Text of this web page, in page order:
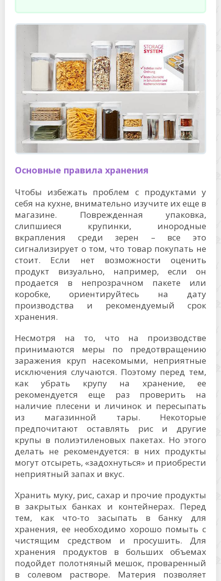
Основные правила хранения
Чтобы избежать проблем с продуктами у
себя на кухне, внимательно изучите их еще в
магазине. Поврежденная упаковка,
слипшиеся крупинки, инородные
вкрапления среди зерен – все это
сигнализирует о том, что товар покупать не
стоит. Если нет возможности оценить
продукт визуально, например, если он
продается в непрозрачном пакете или
коробке, ориентируйтесь на дату
производства и рекомендуемый срок
хранения.
Несмотря на то, что на производстве
принимаются меры по предотвращению
заражения круп насекомыми, неприятные
исключения случаются. Поэтому перед тем,
как убрать крупу на хранение, ее
рекомендуется еще раз проверить на
наличие плесени и личинок и пересыпать
из магазинной тары. Некоторые
предпочитают оставлять рис и другие
крупы в полиэтиленовых пакетах. Но этого
делать не рекомендуется: в них продукты
могут отсыреть, «задохнуться» и приобрести
неприятный запах и вкус.
Хранить муку, рис, сахар и прочие продукты
в закрытых банках и контейнерах. Перед
тем, как что-то засыпать в банку для
хранения, ее необходимо хорошо помыть с
чистящим средством и просушить. Для
хранения продуктов в больших объемах
подойдет полотняный мешок, проваренный
в солевом растворе. Материя позволяет